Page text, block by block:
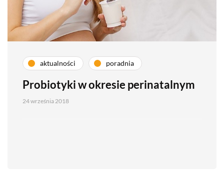
aktualności poradnia
Probiotyki w okresie perinatalnym
24 września 2018